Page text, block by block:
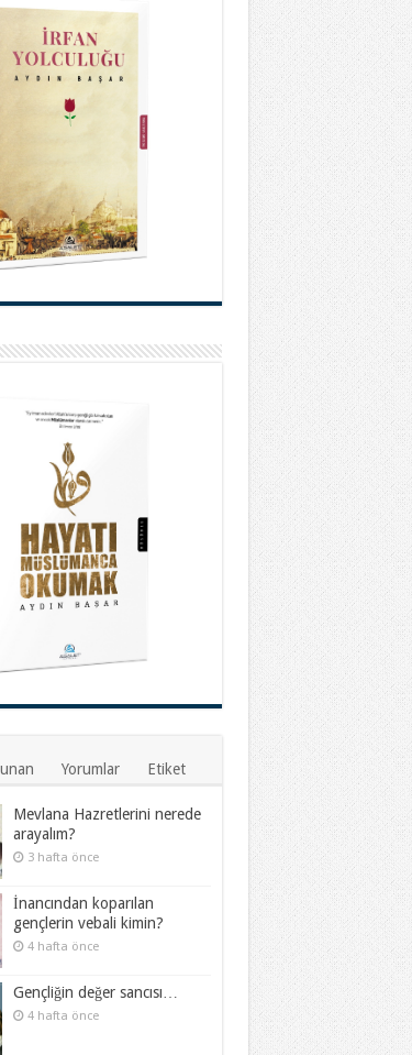
Yorumlar Etiket
Mevlana Hazretlerini nerede
arayalım?
3 hafta önce
İnancından koparılan
gençlerin vebali kimin?
4 hafta önce
Gençliğin değer sancısı…
4 hafta önce